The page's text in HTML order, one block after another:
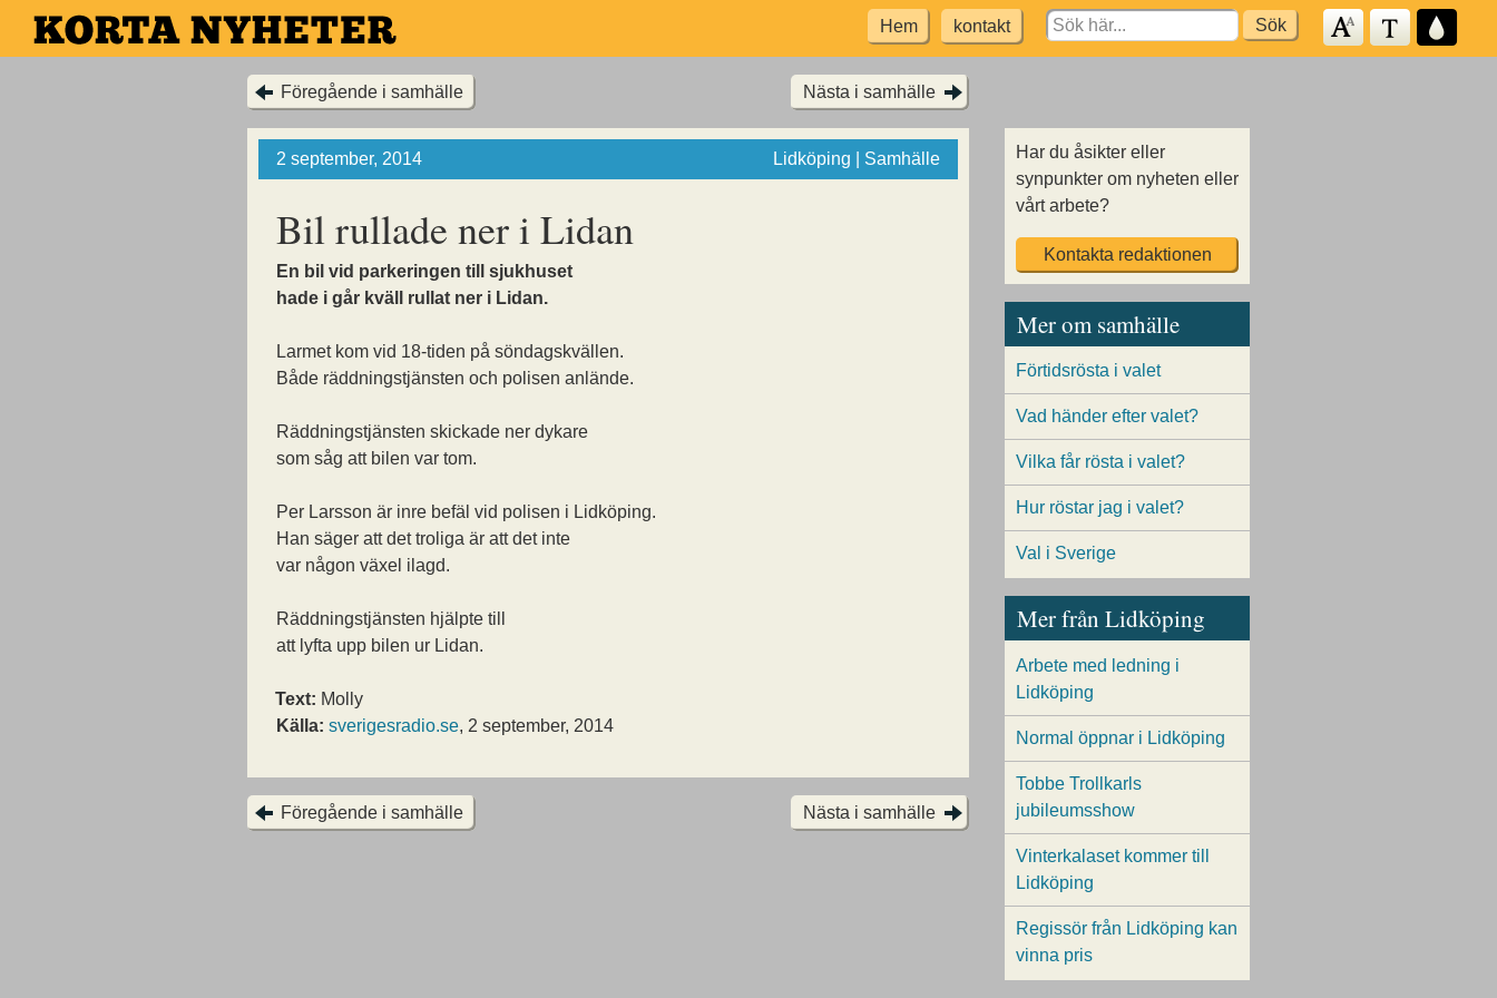
Hoppa
till
Hem kontakt
Search
for:
Föregående i samhälle Nästa i samhälle
2 september, 2014 Lidköping | Samhälle
Bil rullade ner i Lidan
En bil vid parkeringen till sjukhuset
hade i går kväll rullat ner i Lidan.
Larmet kom vid 18-tiden på söndagskvällen.
Både räddningstjänsten och polisen anlände.
Räddningstjänsten skickade ner dykare
som såg att bilen var tom.
Per Larsson är inre befäl vid polisen i Lidköping.
Han säger att det troliga är att det inte
var någon växel ilagd.
Räddningstjänsten hjälpte till
att lyfta upp bilen ur Lidan.
Text: Molly
Källa: sverigesradio.se, 2 september, 2014
Föregående i samhälle Nästa i samhälle
Har du åsikter eller
synpunkter om nyheten eller
vårt arbete?
Kontakta redaktionen
Mer om samhälle
Förtidsrösta i valet
Vad händer efter valet?
Vilka får rösta i valet?
Hur röstar jag i valet?
Val i Sverige
Mer från Lidköping
Arbete med ledning i
Lidköping
Normal öppnar i Lidköping
Tobbe Trollkarls
jubileumsshow
Vinterkalaset kommer till
Lidköping
Regissör från Lidköping kan
vinna pris